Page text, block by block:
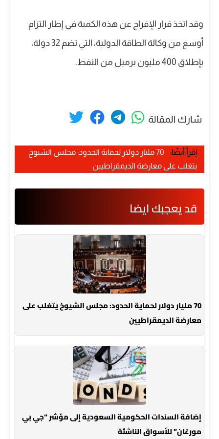
وقد اتخذ قرار الإفراج عن هذه الكمية في إطار التزام
أوسع من وكالة الطاقة الدولية، التي تضم 32 دولة،
بإطلاق 400 مليون برميل من النفط.
شارك المقالة
إقرأ أيضًا:
70 مليار دولار لحماية الحدود: مجلس الشيوخ
يتغلب على معارضة الديمقراطيين
قد يعجبك ايضا
70 مليار دولار لحماية الحدود: مجلس الشيوخ يتغلب على
معارضة الديمقراطيين
إضافة السندات الحكومية السعودية إلى مؤشر “جي بي
مورغان” للأسواق الناشئة